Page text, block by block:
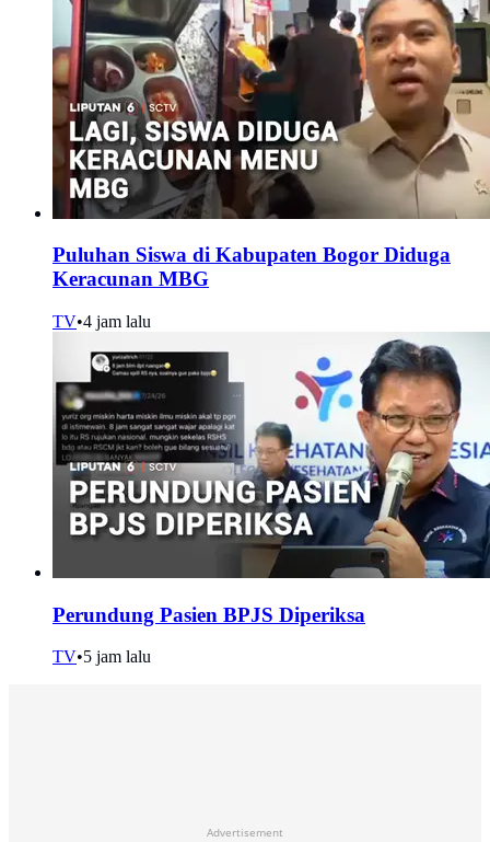
Puluhan Siswa di Kabupaten Bogor Diduga
Keracunan MBG
TV•4 jam lalu
Perundung Pasien BPJS Diperiksa
TV•5 jam lalu
Advertisement